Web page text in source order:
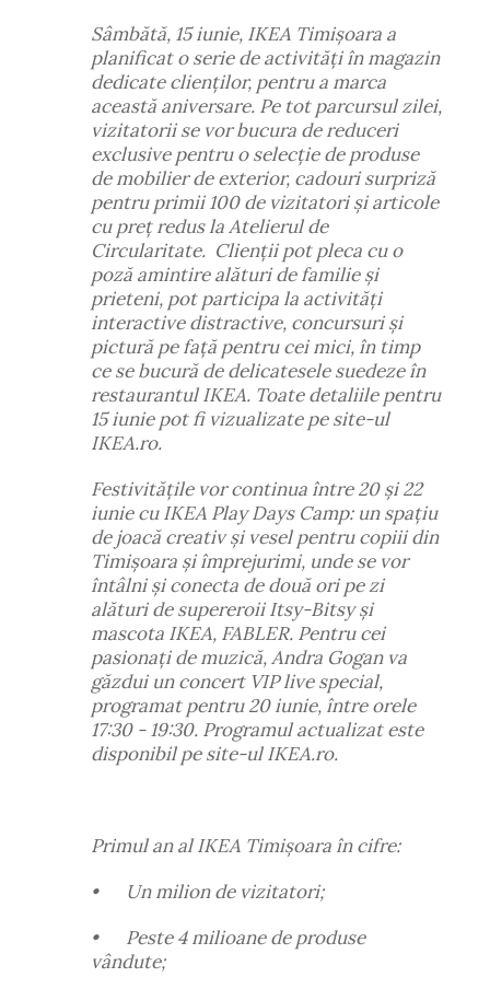
Sâmbătă, 15 iunie, IKEA Timișoara a
planificat o serie de activități în magazin
dedicate clienților, pentru a marca
această aniversare. Pe tot parcursul zilei,
vizitatorii se vor bucura de reduceri
exclusive pentru o selecție de produse
de mobilier de exterior, cadouri surpriză
pentru primii 100 de vizitatori și articole
cu preț redus la Atelierul de
Circularitate. Clienții pot pleca cu o
poză amintire alături de familie și
prieteni, pot participa la activități
interactive distractive, concursuri și
pictură pe față pentru cei mici, în timp
ce se bucură de delicatesele suedeze în
restaurantul IKEA. Toate detaliile pentru
15 iunie pot fi vizualizate pe site-ul
IKEA.ro.
Festivitățile vor continua între 20 și 22
iunie cu IKEA Play Days Camp: un spațiu
de joacă creativ și vesel pentru copiii din
Timișoara și împrejurimi, unde se vor
întâlni și conecta de două ori pe zi
alături de supereroii Itsy-Bitsy și
mascota IKEA, FABLER. Pentru cei
pasionați de muzică, Andra Gogan va
găzdui un concert VIP live special,
programat pentru 20 iunie, între orele
17:30 - 19:30. Programul actualizat este
disponibil pe site-ul IKEA.ro.
Primul an al IKEA Timișoara în cifre:
•
Un milion de vizitatori;
•
Peste 4 milioane de produse
vândute;